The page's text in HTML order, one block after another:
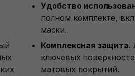
Удобство
полном комплекте,
маски.
Комплексная защита.
ключевых
матовых покрытий.